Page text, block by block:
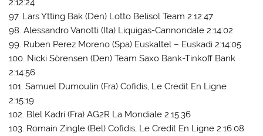
2:12:24
97. Lars Ytting Bak (Den) Lotto Belisol Team 2:12:47
98. Alessandro Vanotti (Ita) Liquigas-Cannondale 2:14:02
99. Ruben Perez Moreno (Spa) Euskaltel – Euskadi 2:14:05
100. Nicki Sörensen (Den) Team Saxo Bank-Tinkoff Bank
2:14:56
101. Samuel Dumoulin (Fra) Cofidis, Le Credit En Ligne
2:15:19
102. Blel Kadri (Fra) AG2R La Mondiale 2:15:36
103. Romain Zingle (Bel) Cofidis, Le Credit En Ligne 2:16:08